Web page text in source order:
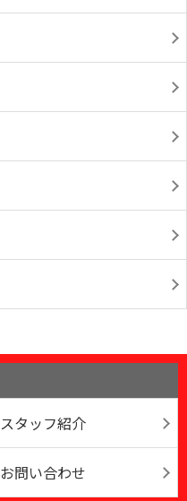
スタッフ紹介
お問い合わせ